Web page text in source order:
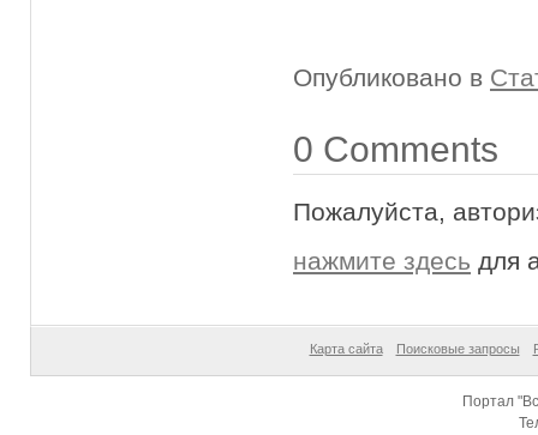
Опубликовано в
0 Comments
Пожалуйста,
нажмите здесь для
Карта сайта Поисковые запросы
Портал